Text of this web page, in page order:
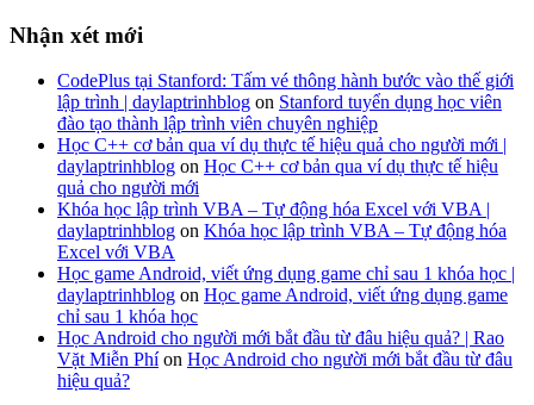
Nhận xét mới
CodePlus tại Stanford: Tấm vé thông hành bước vào thế giới
lập trình | daylaptrinhblog on Stanford tuyển dụng học viên
đào tạo thành lập trình viên chuyên nghiệp
Học C++ cơ bản qua ví dụ thực tế hiệu quả cho người mới |
daylaptrinhblog on Học C++ cơ bản qua ví dụ thực tế hiệu
quả cho người mới
Khóa học lập trình VBA – Tự động hóa Excel với VBA |
daylaptrinhblog on Khóa học lập trình VBA – Tự động hóa
Excel với VBA
Học game Android, viết ứng dụng game chỉ sau 1 khóa học |
daylaptrinhblog on Học game Android, viết ứng dụng game
chỉ sau 1 khóa học
Học Android cho người mới bắt đầu từ đâu hiệu quả? | Rao
Vặt Miễn Phíon Học Android cho người mới bắt đầu từ đâu
hiệu quả?